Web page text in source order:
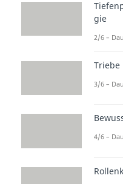
und
Jeder
Die
folgt
Eine
gie
2/6 –
Triebe
3/6 –
4/6 –